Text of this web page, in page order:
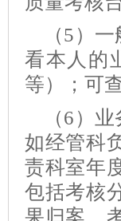
（5 ）
看本人的
等）；可
（6 ） 业
如经管科
责科室年
包括考核
果归案、